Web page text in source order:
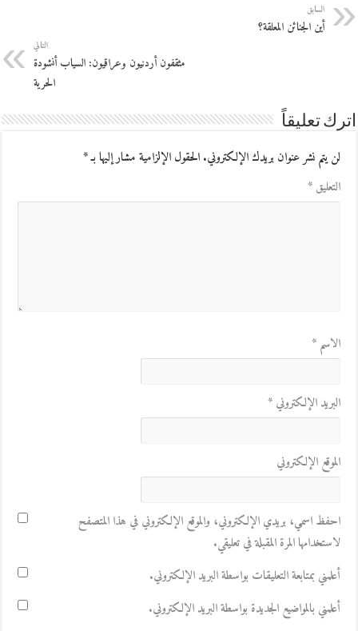
السابق
أين الجنائن المعلقة؟
التالي
مثقفون أردنيون وعراقيون: السياب أنشودة
الحرية
اترك تعليقاً
لن يتم نشر عنوان بريدك الإلكتروني.الحقول الإلزامية مشار إليها بـ*
التعليق*
الاسم*
البريد الإلكتروني*
الموقع الإلكتروني
احفظ اسمي، بريدي الإلكتروني، والموقع الإلكتروني في هذا المتصفح
لاستخدامها المرة المقبلة في تعليقي.
أعلمني بمتابعة التعليقات بواسطة البريد الإلكتروني.
أعلمني بالمواضيع الجديدة بواسطة البريد الإلكتروني.